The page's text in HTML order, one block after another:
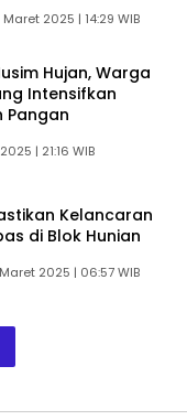
2025 | 14:29 WIB
Hujan, Warga
Intensifkan
Pangan
| 21:16 WIB
Kelancaran
di Blok Hunian
2025 | 06:57 WIB